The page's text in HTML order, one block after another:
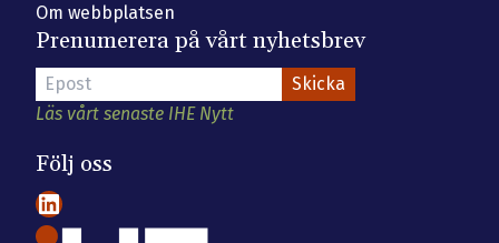
Om webbplatsen
Prenumerera på vårt nyhetsbrev
Läs vårt senaste IHE Nytt
Följ oss
LinkedIn